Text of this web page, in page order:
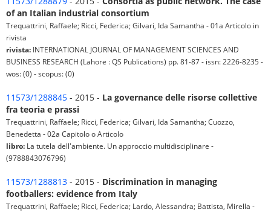
of an Italian industrial consortium
Trequattrini, Raffaele; Ricci, Federica; Gilvari, Ida Samantha - 01a Articolo in
rivista
rivista: INTERNATIONAL JOURNAL OF MANAGEMENT SCIENCES AND
BUSINESS RESEARCH (Lahore : QS Publications) pp. 81-87 - issn: 2226-8235 -
wos: (0) - scopus: (0)
11573/1288845 - 2015 - La governance delle risorse collettive
fra teoria e prassi
Trequattrini, Raffaele; Ricci, Federica; Gilvari, Ida Samantha; Cuozzo,
Benedetta - 02a Capitolo o Articolo
libro: La tutela dell'ambiente. Un approccio multidisciplinare -
(9788843076796)
11573/1288813 - 2015 - Discrimination in managing
footballers: evidence from Italy
Trequattrini, Raffaele; Ricci, Federica; Lardo, Alessandra; Battista, Mirella -